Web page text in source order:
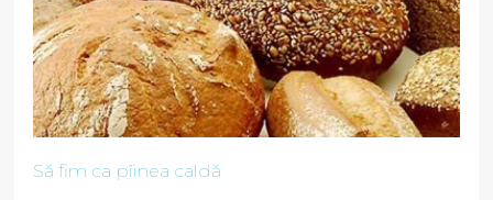
Să fim ca pîinea caldă